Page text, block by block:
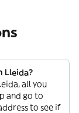
Lleida?
all you
and go to
to see if